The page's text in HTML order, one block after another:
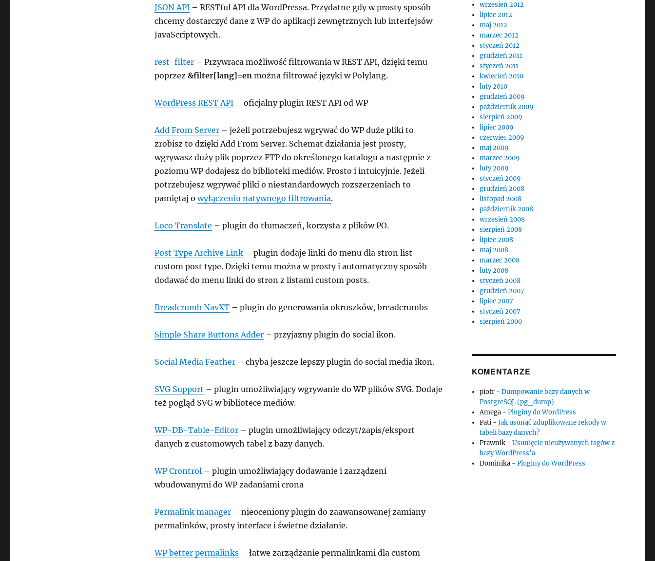
JSON API– RESTful API dla WordPressa. Przydatne gdy w prosty sposób
chcemy dostarczyć dane z WP do aplikacji zewnętrznych lub interfejsów
JavaScriptowych.
rest-filter– Przywraca możliwość filtrowania w REST API, dzięki temu
poprzez &filter[lang]=enmożna filtrować języki w Polylang.
WordPress REST API– oficjalny plugin REST API od WP
Add From Server– jeżeli potrzebujesz wgrywać do WP duże pliki to
zrobisz to dzięki Add From Server. Schemat działania jest prosty,
wgrywasz duży plik poprzez FTP do określonego katalogu a następnie z
poziomu WP dodajesz do biblioteki mediów. Prosto i intuicyjnie. Jeżeli
potrzebujesz wgrywać pliki o niestandardowych rozszerzeniach to
pamiętaj owyłączeniu natywnego filtrowania.
Loco Translate – plugin do tłumaczeń, korzysta z plików PO.
Post Type Archive Link– plugin dodaje linki do menu dla stron list
custom post type. Dzięki temu można w prosty i automatyczny sposób
dodawać do menu linki do stron z listami custom posts.
Breadcrumb NavXT– plugin do generowania okruszków, breadcrumbs
Simple Share Buttons Adder– przyjazny plugin do social ikon.
Social Media Feather– chyba jeszcze lepszy plugin do social media ikon.
SVG Support – plugin umożliwiający wgrywanie do WP plików SVG. Dodaje
też pogląd SVG w bibliotece mediów.
WP-DB-Table-Editor– plugin umożliwiający odczyt/zapis/eksport
danych z customowych tabel z bazy danych.
WP Crontrol– plugin umożliwiający dodawanie i zarządzeni
wbudowanymi do WP zadaniami crona
Permalink manager– nieoceniony plugin do zaawansowanej zamiany
permalinków, prosty interface i świetne działanie.
WP better permalinks– łatwe zarządzanie permalinkami dla custom
wrzesień 2012
lipiec 2012
maj 2012
marzec 2012
styczeń 2012
grudzień 2011
styczeń 2011
kwiecień 2010
luty 2010
grudzień 2009
październik 2009
sierpień 2009
lipiec 2009
czerwiec 2009
maj 2009
marzec 2009
luty 2009
styczeń 2009
grudzień 2008
listopad 2008
październik 2008
wrzesień 2008
sierpień 2008
lipiec 2008
maj 2008
marzec 2008
luty 2008
styczeń 2008
grudzień 2007
lipiec 2007
styczeń 2007
sierpień 2000
KOMENTARZE
piotr -Dumpowanie bazy danych w
PostgreSQL (pg_dump)
Amega -Pluginy do WordPress
Pati -Jak usunąć zduplikowane rekody w
tabeli bazy danych?
Prawnik -Usunięcie nieużywanych tagów z
bazy WordPress’a
Dominika -Pluginy do WordPress